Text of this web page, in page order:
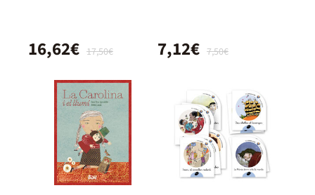
17,50€
16,62€ 7,50€
7,12€